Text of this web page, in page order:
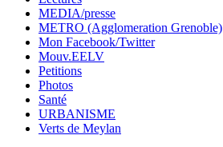
MEDIA/presse
METRO (Agglomeration Grenoble)
Mon Facebook/Twitter
Mouv.EELV
Petitions
Photos
Santé
URBANISME
Verts de Meylan